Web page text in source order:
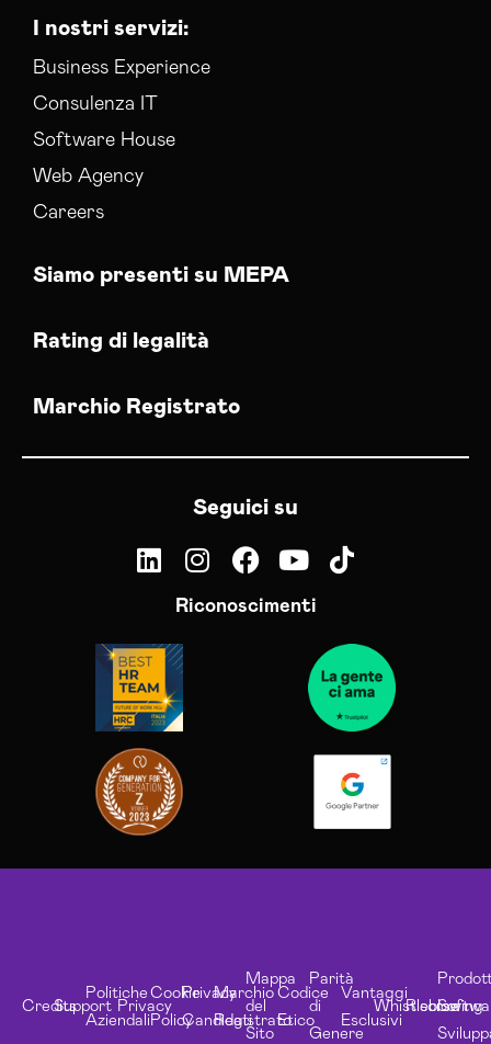
I nostri servizi:
Business Experience
Consulenza IT
Software House
Web Agency
Careers
Siamo presenti su MEPA
Rating di legalità
Marchio Registrato
Seguici su
Riconoscimenti
CreditsSupport
Politiche
Aziendali
Privacy
Cookie
Policy
Privacy
Candidati
Marchio
Registrato
Mappa
del
Sito
Codice
Etico
Parità
di
Genere
Vantaggi
Esclusivi
Whistleblowing
Risorse